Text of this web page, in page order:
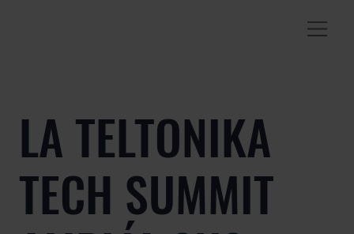
LA TELTONIKA
TECH SUMMIT